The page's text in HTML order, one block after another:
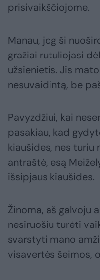
prisivaikščiojome.
Manau, jog ši
gražiai rutuliojasi
užsienietis. Jis
nesuvaidintą, be
Pavyzdžiui, kai
pasakiau, kad
kiaušides, nes turiu
antraštė, esą
išsipjaus kiaušides.
Žinoma, aš galvoju
nesiruošiu turėti
svarstyti mano
visavertės šeimos,